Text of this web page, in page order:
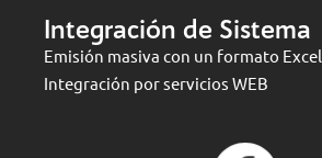
Integración de Sistema
Emisión masiva con un formato Excel
Integración por servicios WEB